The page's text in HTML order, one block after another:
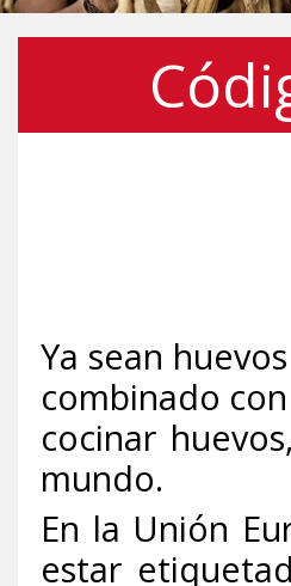
Ya sean
combinado
cocinar
mundo.
En la Unión
estar